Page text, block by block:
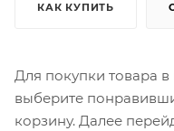
КАК КУПИТЬ
Для покупки товара
выберите
корзину. Далее